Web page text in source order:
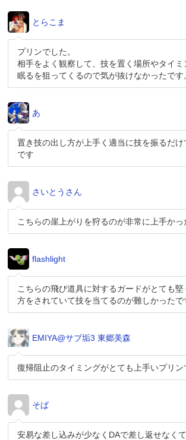
とらこま
プリンでした。
相手をよく観察して、技を置く場所やタイ
眠るを狙ってくるので気が抜けなかったです
あ
置き技の出し方が上手く適当に技を振るだ
です
さいとうさん
こちらの崖上がりを狩るのが非常に上手かっ
flashlight
こちらの飛び道具に対するガードがとても
方をされていて技を当てるのが難しかったで
EMIYA@サブ垢3 東郷美森
復帰阻止のタイミングがとても上手いプリン
そば
安易な差し込みが少なくDAで差し返せなく